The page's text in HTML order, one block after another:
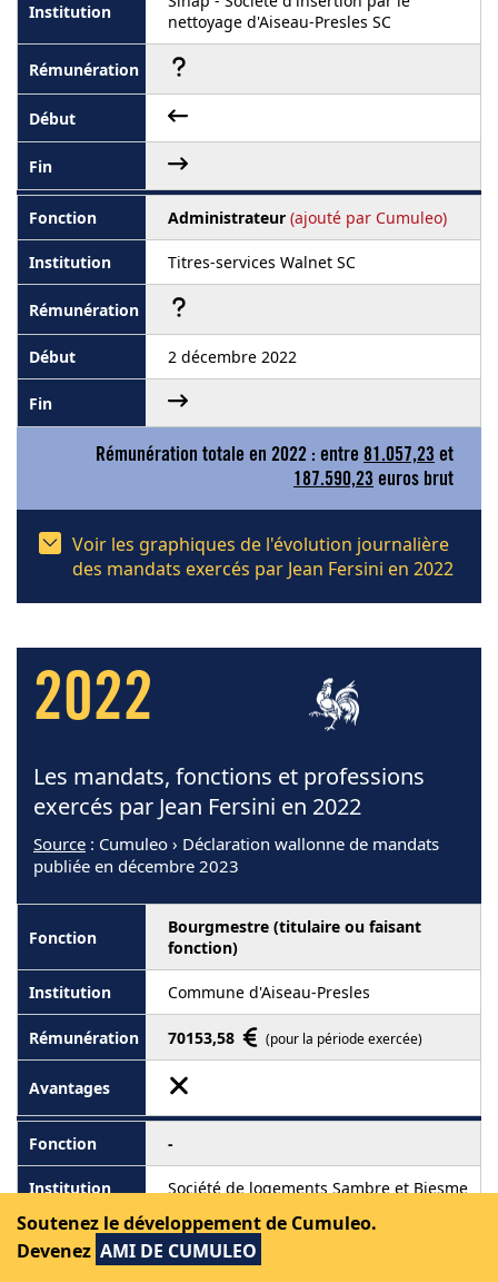
nettoyage d'Aiseau-Presles SC
Administrateur (ajouté par Cumuleo)
Titres-services Walnet SC
2 décembre 2022
Rémunération totale en 2022 : entre 81.057,23 et
187.590,23 euros brut
Voir les graphiques de l'évolution journalière
des mandats exercés par Jean Fersini en 2022
2022
Les mandats, fonctions et professions
exercés par Jean Fersini en 2022
Source : Cumuleo › Déclaration wallonne de mandats
publiée en décembre 2023
Bourgmestre (titulaire ou faisant
fonction)
Commune d'Aiseau-Presles
70153,58 (pour la période exercée)
-
Société de logements Sambre et Biesme
10030,23 (pour la période exercée)
Soutenez le développement de Cumuleo.
Devenez AMI DE CUMULEO